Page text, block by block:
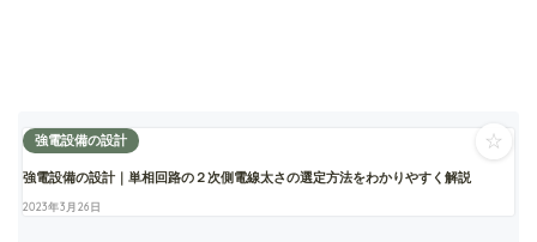
強電設備の設計
強電設備の設計｜単相回路の２次側電線太さの選定方法をわかりやすく解説
2023年3月26日
☆